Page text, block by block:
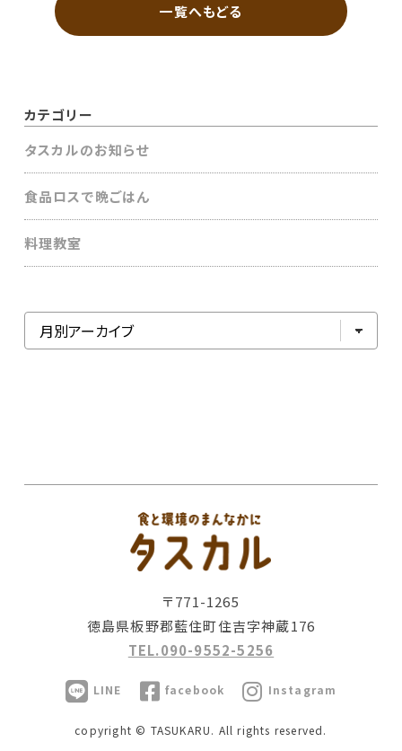
一覧へもどる
カテゴリー
タスカルのお知らせ
食品ロスで晩ごはん
料理教室
〒771-1265
徳島県板野郡藍住町住吉字神蔵176
TEL.090-9552-5256
LINE facebook Instagram
copyright © TASUKARU. All rights reserved.